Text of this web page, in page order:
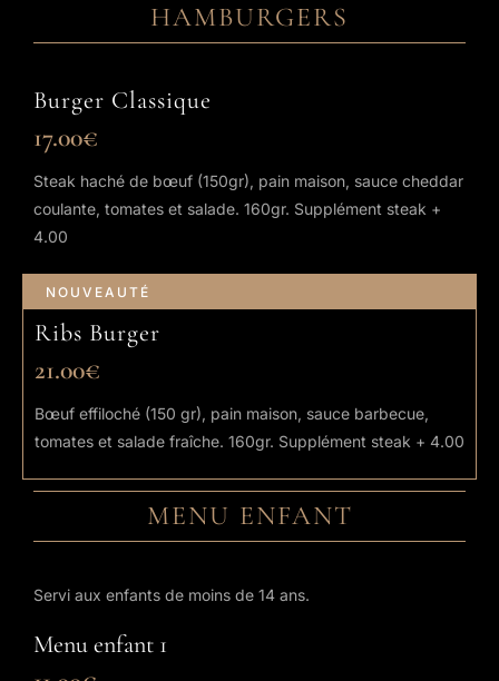
HAMBURGERS
Burger Classique
17.00€
Steak haché de bœuf (150gr), pain maison, sauce cheddar
coulante, tomates et salade. 160gr. Supplément steak +
4.00
NOUVEAUTÉ
Ribs Burger
21.00€
Bœuf effiloché (150 gr), pain maison, sauce barbecue,
tomates et salade fraîche. 160gr. Supplément steak + 4.00
MENU ENFANT
Servi aux enfants de moins de 14 ans.
Menu enfant 1